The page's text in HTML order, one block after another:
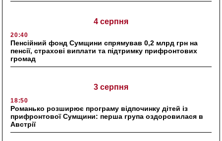
4 серпня
20:40
Пенсійний фонд Сумщини спрямував 0,2 млрд грн на
пенсії, страхові виплати та підтримку прифронтових
громад
3 серпня
18:50
Романько розширює програму відпочинку дітей із
прифронтової Сумщини: перша група оздоровилася в
Австрії